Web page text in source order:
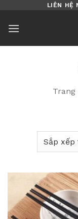
nội
dung
LIÊN HỆ
Trang